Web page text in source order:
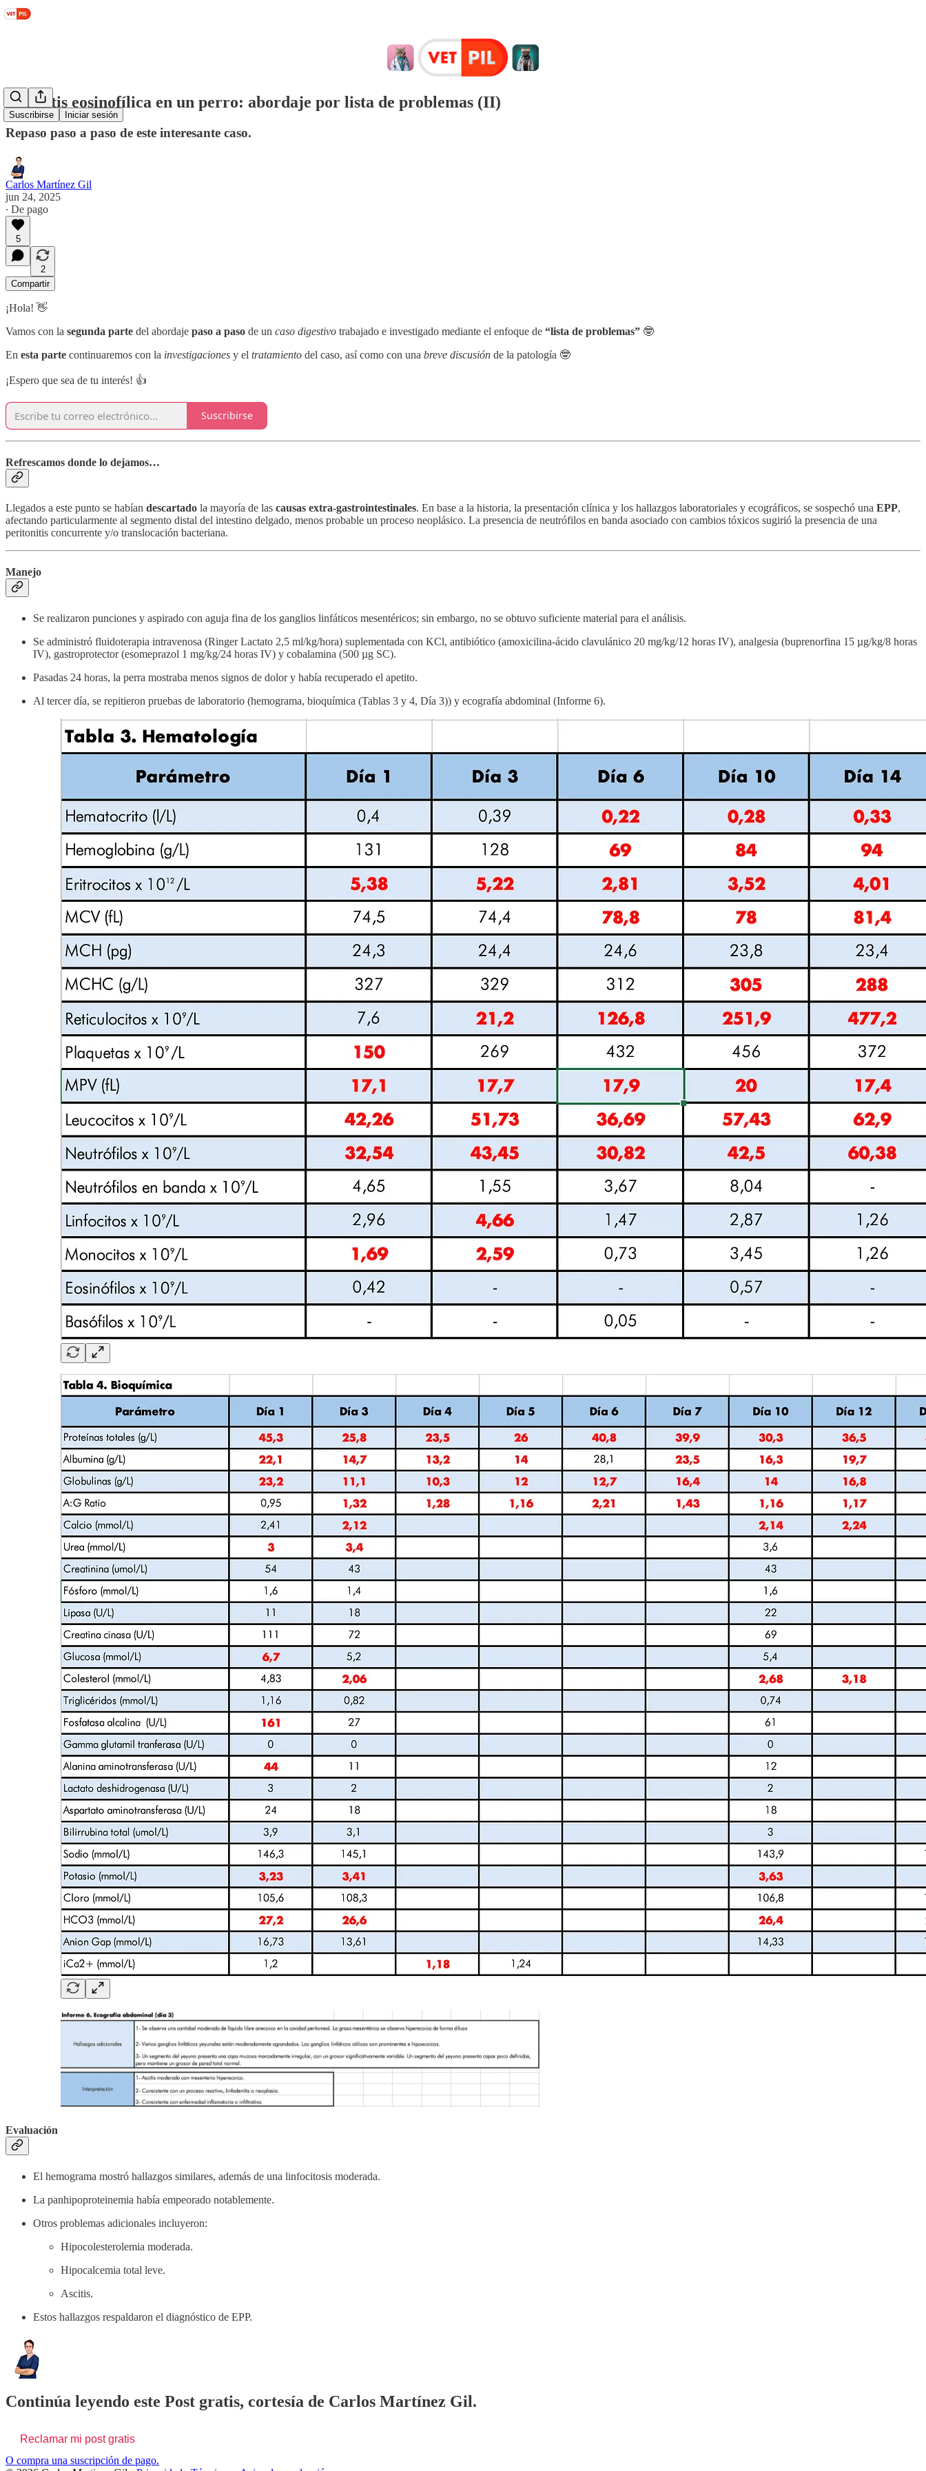
Suscribirse Iniciar sesión
Enteritis eosinofílica en un perro: abordaje por lista de problemas (II)
Repaso paso a paso de este interesante caso.
Carlos Martínez Gil
jun 24, 2025
∙ De pago
5
2
Compartir
¡Hola! 👋
Vamos con la segunda parte del abordaje paso a paso de un caso digestivo trabajado e investigado mediante el enfoque de “lista de problemas” 🤓
En esta parte continuaremos con la investigaciones y el tratamiento del caso, así como con una breve discusión de la patología 🤓
¡Espero que sea de tu interés! 👍
Suscribirse
Refrescamos donde lo dejamos…
Llegados a este punto se habían descartado la mayoría de las causas extra-gastrointestinales. En base a la historia, la presentación clínica y los hallazgos laboratoriales y ecográficos, se sospechó una EPP,
afectando particularmente al segmento distal del intestino delgado, menos probable un proceso neoplásico. La presencia de neutrófilos en banda asociado con cambios tóxicos sugirió la presencia de una
peritonitis concurrente y/o translocación bacteriana.
Manejo
Se realizaron punciones y aspirado con aguja fina de los ganglios linfáticos mesentéricos; sin embargo, no se obtuvo suficiente material para el análisis.
Se administró fluidoterapia intravenosa (Ringer Lactato 2,5 ml/kg/hora) suplementada con KCl, antibiótico (amoxicilina-ácido clavulánico 20 mg/kg/12 horas IV), analgesia (buprenorfina 15 µg/kg/8 horas
IV), gastroprotector (esomeprazol 1 mg/kg/24 horas IV) y cobalamina (500 µg SC).
Pasadas 24 horas, la perra mostraba menos signos de dolor y había recuperado el apetito.
Al tercer día, se repitieron pruebas de laboratorio (hemograma, bioquímica (Tablas 3 y 4, Día 3)) y ecografía abdominal (Informe 6).
Evaluación
El hemograma mostró hallazgos similares, además de una linfocitosis moderada.
La panhipoproteinemia había empeorado notablemente.
Otros problemas adicionales incluyeron:
Hipocolesterolemia moderada.
Hipocalcemia total leve.
Ascitis.
Estos hallazgos respaldaron el diagnóstico de EPP.
Continúa leyendo este Post gratis, cortesía de Carlos Martínez Gil.
Reclamar mi post gratis
O compra una suscripción de pago.